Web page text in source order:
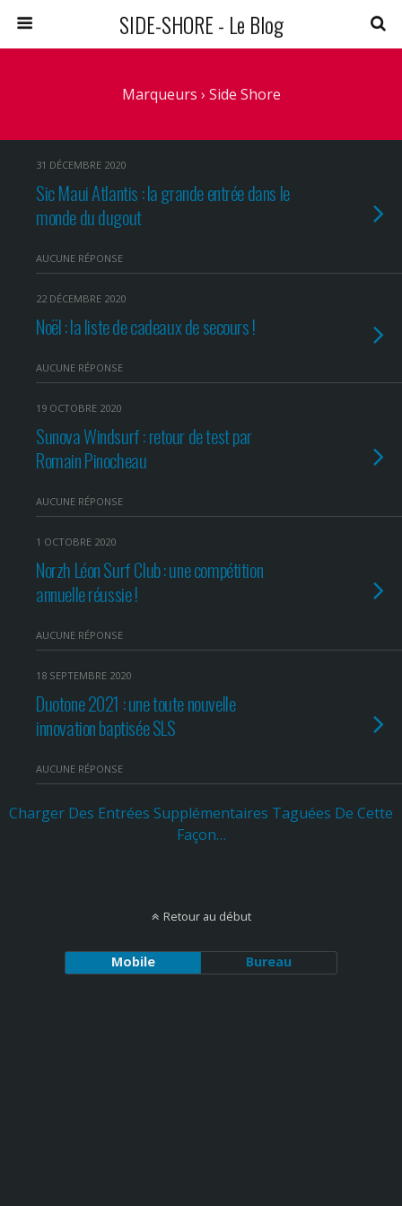
SIDE-SHORE - Le Blog
Marqueurs › Side Shore
31 DÉCEMBRE 2020
Sic Maui Atlantis : la grande entrée dans le
monde du dugout
AUCUNE RÉPONSE
22 DÉCEMBRE 2020
Noël : la liste de cadeaux de secours !
AUCUNE RÉPONSE
19 OCTOBRE 2020
Sunova Windsurf : retour de test par
Romain Pinocheau
AUCUNE RÉPONSE
1 OCTOBRE 2020
Norzh Léon Surf Club : une compétition
annuelle réussie !
AUCUNE RÉPONSE
18 SEPTEMBRE 2020
Duotone 2021 : une toute nouvelle
innovation baptisée SLS
AUCUNE RÉPONSE
Charger Des Entrées Supplémentaires Taguées De Cette
Façon…
Retour au début
Mobile Bureau